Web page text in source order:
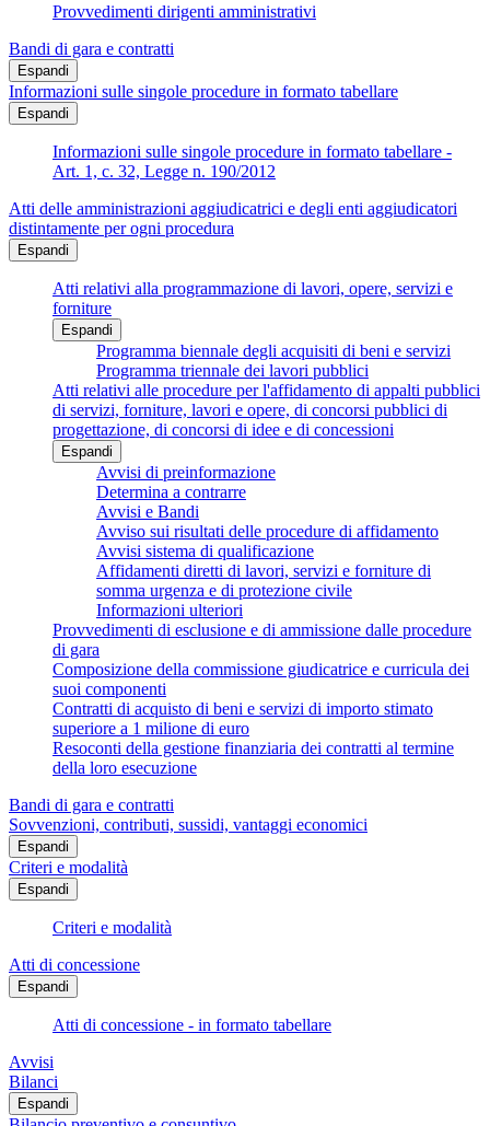
Provvedimenti dirigenti amministrativi
Bandi di gara e contratti
Espandi
Informazioni sulle singole procedure in formato tabellare
Espandi
Informazioni sulle singole procedure in formato tabellare -
Art. 1, c. 32, Legge n. 190/2012
Atti delle amministrazioni aggiudicatrici e degli enti aggiudicatori
distintamente per ogni procedura
Espandi
Atti relativi alla programmazione di lavori, opere, servizi e
forniture
Espandi
Programma biennale degli acquisiti di beni e servizi
Programma triennale dei lavori pubblici
Atti relativi alle procedure per l'affidamento di appalti pubblici
di servizi, forniture, lavori e opere, di concorsi pubblici di
progettazione, di concorsi di idee e di concessioni
Espandi
Avvisi di preinformazione
Determina a contrarre
Avvisi e Bandi
Avviso sui risultati delle procedure di affidamento
Avvisi sistema di qualificazione
Affidamenti diretti di lavori, servizi e forniture di
somma urgenza e di protezione civile
Informazioni ulteriori
Provvedimenti di esclusione e di ammissione dalle procedure
di gara
Composizione della commissione giudicatrice e curricula dei
suoi componenti
Contratti di acquisto di beni e servizi di importo stimato
superiore a 1 milione di euro
Resoconti della gestione finanziaria dei contratti al termine
della loro esecuzione
Bandi di gara e contratti
Sovvenzioni, contributi, sussidi, vantaggi economici
Espandi
Criteri e modalità
Espandi
Criteri e modalità
Atti di concessione
Espandi
Atti di concessione - in formato tabellare
Avvisi
Bilanci
Espandi